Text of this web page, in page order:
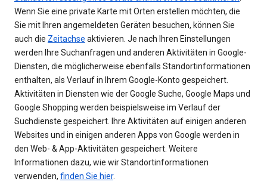
Wenn Sie eine private Karte mit Orten erstellen möchten, die
Sie mit Ihren angemeldeten Geräten besuchen, können Sie
auch die Zeitachse aktivieren. Je nach Ihren Einstellungen
werden Ihre Suchanfragen und anderen Aktivitäten in Google-
Diensten, die möglicherweise ebenfalls Standortinformationen
enthalten, als Verlauf in Ihrem Google-Konto gespeichert.
Aktivitäten in Diensten wie der Google Suche, Google Maps und
Google Shopping werden beispielsweise im Verlauf der
Suchdienste gespeichert. Ihre Aktivitäten auf einigen anderen
Websites und in einigen anderen Apps von Google werden in
den Web- & App-Aktivitäten gespeichert. Weitere
Informationen dazu, wie wir Standortinformationen
verwenden, finden Sie hier.